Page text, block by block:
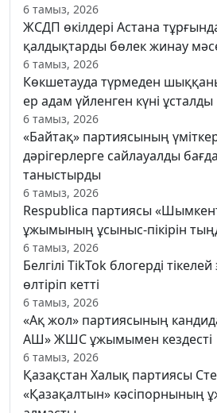
6 тамыз, 2026
ЖСДП өкілдері Астана
қалдықтарды бөлек жинау
6 тамыз, 2026
Көкшетауда түрмеден
ер адам үйленген күні ұсталды
6 тамыз, 2026
«Байтақ» партиясының
дәрігерлерге сайлауалды
таныстырды
6 тамыз, 2026
Respublica партиясы
ұжымының ұсыныс-пікірін
6 тамыз, 2026
Белгілі TikTok блогерді
өлтіріп кетті
6 тамыз, 2026
«Ақ жол» партиясының
АШ» ЖШС ұжымымен кездесті
6 тамыз, 2026
Қазақстан Халық партиясы
«Қазақалтын» кәсіпорнының